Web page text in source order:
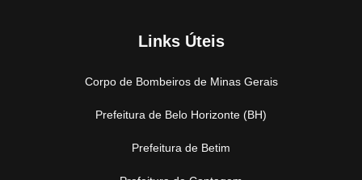
Links Úteis
Corpo de Bombeiros de Minas Gerais
Prefeitura de Belo Horizonte (BH)
Prefeitura de Betim